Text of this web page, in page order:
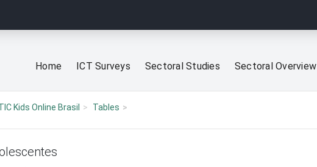
Home ICT Surveys Sectoral Studies Sectoral Overview
Kids Online Brasil Tables